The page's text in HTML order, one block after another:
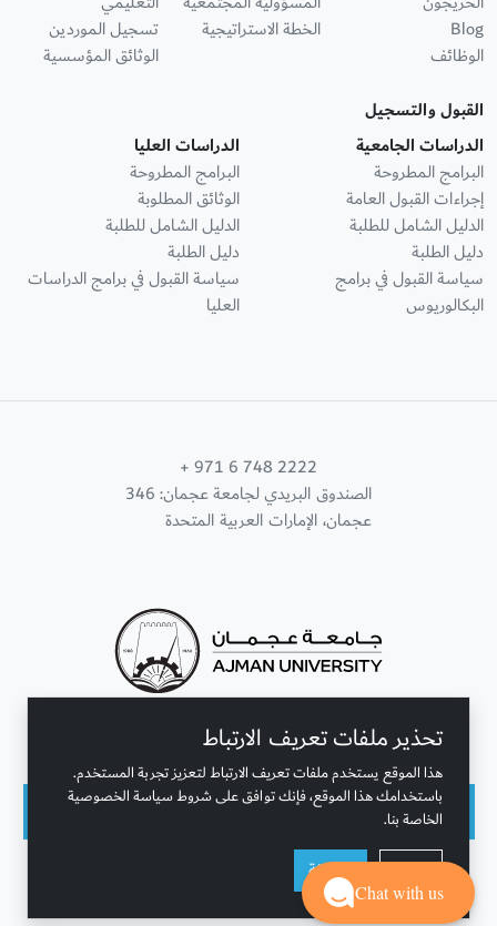
تحذير ملفات تعريف الارتباط
هذا الموقع يستخدم ملفات تعريف الارتباط لتعزيز تجربة المستخدم.
باستخدامك هذا الموقع، فإنك توافق على شروط سياسة الخصوصية
الخاصة بنا.
رفض موافقة
Blog
الوظائف
الخطة الاستراتيجية
تسجيل الموردين
الوثائق المؤسسية
القبول والتسجيل
الدراسات الجامعية
البرامج المطروحة
إجراءات القبول العامة
الدليل الشامل للطلبة
دليل الطلبة
سياسة القبول في برامج
البكالوريوس
الدراسات العليا
البرامج المطروحة
الوثائق المطلوبة
الدليل الشامل للطلبة
دليل الطلبة
سياسة القبول في برامج الدراسات
العليا
+ 971 6 748 2222
الصندوق البريدي لجامعة عجمان: 346
عجمان، الإمارات العربية المتحدة
تواصل معنا
حقوق النشر محفوظة © جامعة عجمان 2001 - 2026
التحديث الأخير - أغسطس 07, 2026Chat with us